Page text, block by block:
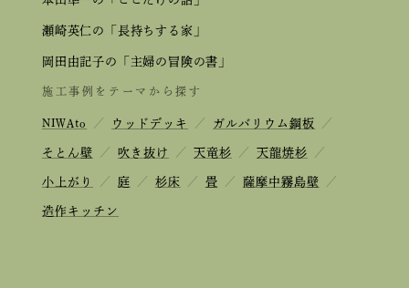
瀬崎英仁の「長持ちする家」
岡田由記子の「主婦の冒険の書」
施工事例をテーマから探す
NIWAto ／ ウッドデッキ ／ ガルバリウム鋼板 ／
そとん壁 ／ 吹き抜け ／ 天竜杉 ／ 天龍焼杉 ／
小上がり ／ 庭 ／ 杉床 ／ 畳 ／ 薩摩中霧島壁 ／
造作キッチン